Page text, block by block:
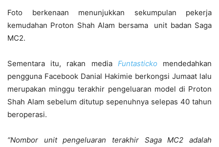
Foto berkenaan menunjukkan sekumpulan pekerja
kemudahan Proton Shah Alam bersama unit badan Saga
MC2.
Sementara itu, rakan mediaFuntastickomendedahkan
pengguna Facebook Danial Hakimie berkongsi Jumaat lalu
merupakan minggu terakhir pengeluaran model di Proton
Shah Alam sebelum ditutup sepenuhnya selepas 40 tahun
beroperasi.
“Nombor unit pengeluaran terakhir Saga MC2 adalah